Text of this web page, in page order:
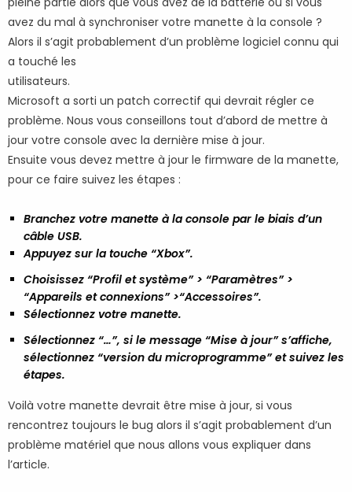
avez du mal à synchroniser votre manette à la console ?
Alors il s’agit probablement d’un problème logiciel connu qui
a touché les
utilisateurs.
Microsoft a sorti un patch correctif qui devrait régler ce
problème. Nous vous conseillons tout d’abord de mettre à
jour votre console avec la dernière mise à jour.
Ensuite vous devez mettre à jour le firmware de la manette,
pour ce faire suivez les étapes :
Branchez votre manette à la console par le biais d’un
câble USB.
Appuyez sur la touche “Xbox”.
Choisissez “Profil et système” > “Paramètres” >
“Appareils et connexions” >“Accessoires”.
Sélectionnez votre manette.
Sélectionnez “…”, si le message “Mise à jour” s’affiche,
sélectionnez “version du microprogramme” et suivez les
étapes.
Voilà votre manette devrait être mise à jour, si vous
rencontrez toujours le bug alors il s’agit probablement d’un
problème matériel que nous allons vous expliquer dans
l’article.